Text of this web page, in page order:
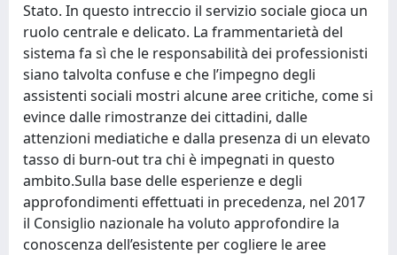
Stato. In questo intreccio il servizio sociale gioca un
ruolo centrale e delicato. La frammentarietà del
sistema fa sì che le responsabilità dei professionisti
siano talvolta confuse e che l’impegno degli
assistenti sociali mostri alcune aree critiche, come si
evince dalle rimostranze dei cittadini, dalle
attenzioni mediatiche e dalla presenza di un elevato
tasso di burn-out tra chi è impegnati in questo
ambito.Sulla base delle esperienze e degli
approfondimenti effettuati in precedenza, nel 2017
il Consiglio nazionale ha voluto approfondire la
conoscenza dell’esistente per cogliere le aree